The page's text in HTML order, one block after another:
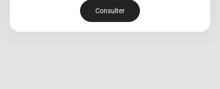
Consulter